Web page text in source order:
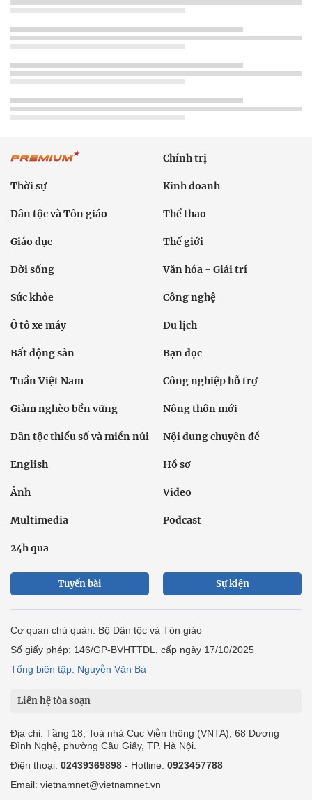
Chính trị
Thời sự Kinh doanh
Dân tộc và Tôn giáo Thể thao
Giáo dục Thế giới
Đời sống Văn hóa - Giải trí
Sức khỏe Công nghệ
Ô tô xe máy Du lịch
Bất động sản Bạn đọc
Tuần Việt Nam Công nghiệp hỗ trợ
Giảm nghèo bền vững Nông thôn mới
Dân tộc thiểu số và miền núi Nội dung chuyên đề
English Hồ sơ
Ảnh Video
Multimedia Podcast
24h qua
Tuyến bài Sự kiện
Cơ quan chủ quản: Bộ Dân tộc và Tôn giáo
Số giấy phép: 146/GP-BVHTTDL, cấp ngày 17/10/2025
Tổng biên tập: Nguyễn Văn Bá
Liên hệ tòa soạn
Địa chỉ: Tầng 18, Toà nhà Cục Viễn thông (VNTA), 68 Dương
Đình Nghệ, phường Cầu Giấy, TP. Hà Nội.
Điện thoại: 02439369898 - Hotline: 0923457788
Email: vietnamnet@vietnamnet.vn